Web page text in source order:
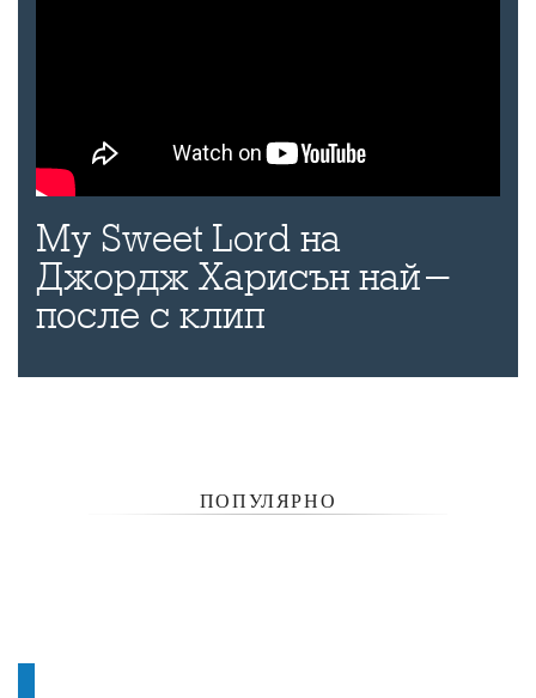
My Sweet Lord на
Джордж Харисън най-
после с клип
ПОПУЛЯРНО